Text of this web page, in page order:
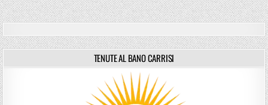
TENUTE AL BANO CARRISI